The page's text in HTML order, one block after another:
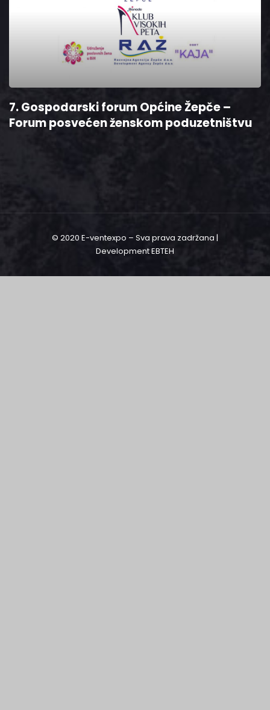
7. Gospodarski forum Općine Žepče –
Forum posvećen ženskom poduzetništvu
© 2020 E-ventexpo – Sva prava zadržana |
DevelopmentEBTEH